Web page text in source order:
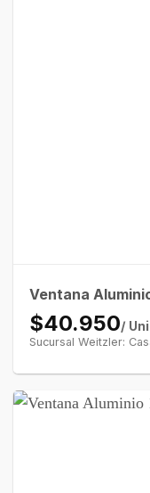
Ventana
$40.950/
Sucursal Weitzler: